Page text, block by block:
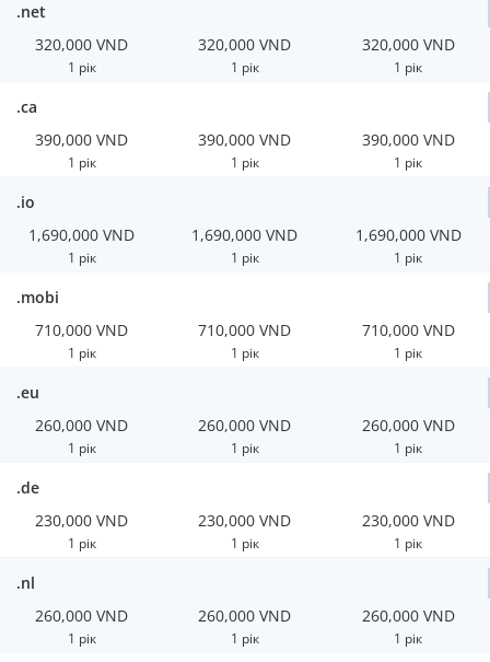
.net
320,000 VND
1 рік
320,000 VND
1 рік
320,000 VND
1 рік
.ca
390,000 VND
1 рік
390,000 VND
1 рік
390,000 VND
1 рік
.io
1,690,000 VND
1 рік
1,690,000 VND
1 рік
1,690,000 VND
1 рік
.mobi
710,000 VND
1 рік
710,000 VND
1 рік
710,000 VND
1 рік
.eu
260,000 VND
1 рік
260,000 VND
1 рік
260,000 VND
1 рік
.de
230,000 VND
1 рік
230,000 VND
1 рік
230,000 VND
1 рік
.nl
260,000 VND
1 рік
260,000 VND
1 рік
260,000 VND
1 рік